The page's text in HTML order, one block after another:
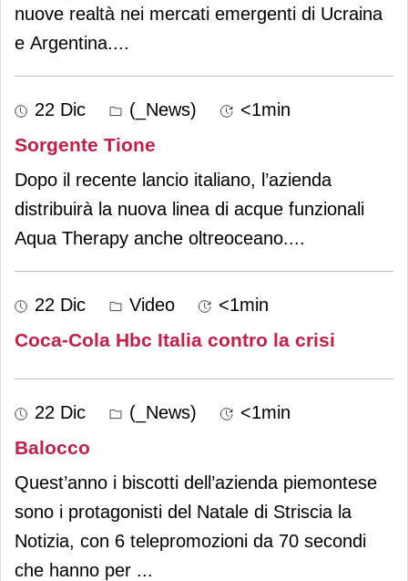
nuove realtà nei mercati emergenti di Ucraina
e Argentina....
22 Dic (_News) <1min
Sorgente Tione
Dopo il recente lancio italiano, l’azienda
distribuirà la nuova linea di acque funzionali
Aqua Therapy anche oltreoceano....
22 Dic Video <1min
Coca-Cola Hbc Italia contro la crisi
22 Dic (_News) <1min
Balocco
Quest’anno i biscotti dell’azienda piemontese
sono i protagonisti del Natale di Striscia la
Notizia, con 6 telepromozioni da 70 secondi
che hanno per ...